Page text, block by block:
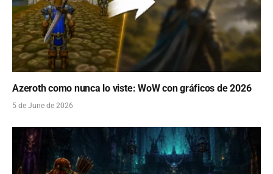
Azeroth como nunca lo viste: WoW con gráficos de 2026
5 de June de 2026